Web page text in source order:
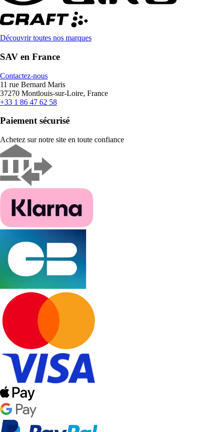
Découvrir toutes nos marques
SAV en France
Contactez-nous
11 rue Bernard Maris
37270 Montlouis-sur-Loire, France
+33 1 86 47 62 58
Paiement sécurisé
Achetez sur notre site en toute confiance